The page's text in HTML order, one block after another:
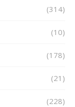
(314)
(10)
(178)
(21)
(228)